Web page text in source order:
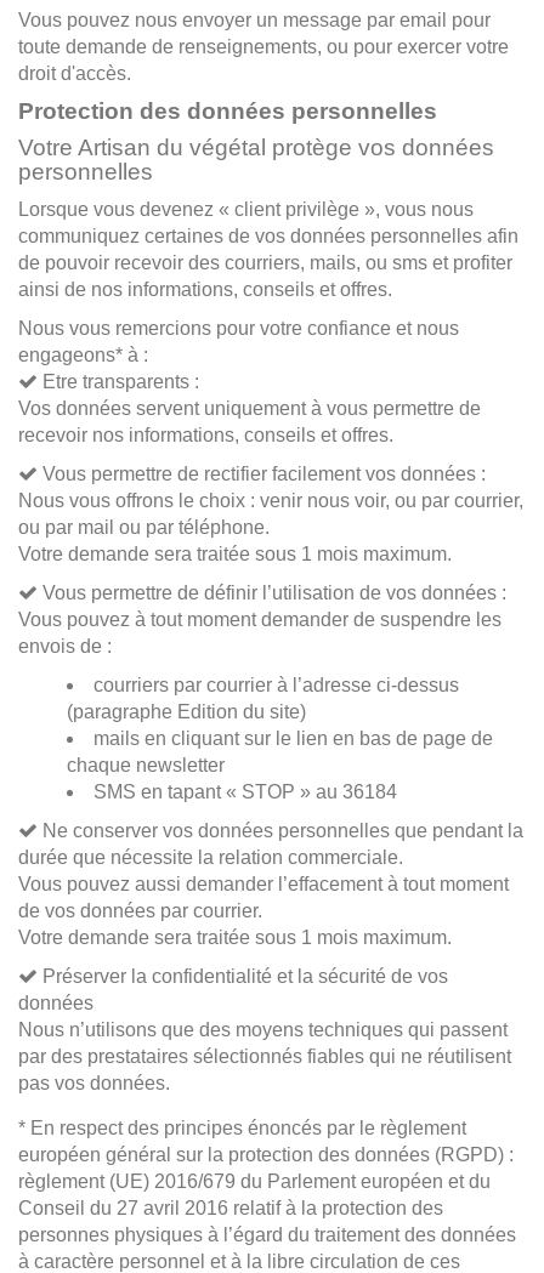
Vous pouvez nous envoyer un message par email pour
toute demande de renseignements, ou pour exercer votre
droit d'accès.
Protection des données personnelles
Votre Artisan du végétal protège vos données
personnelles
Lorsque vous devenez « client privilège », vous nous
communiquez certaines de vos données personnelles afin
de pouvoir recevoir des courriers, mails, ou sms et profiter
ainsi de nos informations, conseils et offres.
Nous vous remercions pour votre confiance et nous
engageons* à :
Etre transparents :
Vos données servent uniquement à vous permettre de
recevoir nos informations, conseils et offres.
Vous permettre de rectifier facilement vos données :
Nous vous offrons le choix : venir nous voir, ou par courrier,
ou par mail ou par téléphone.
Votre demande sera traitée sous 1 mois maximum.
Vous permettre de définir l’utilisation de vos données :
Vous pouvez à tout moment demander de suspendre les
envois de :
courriers par courrier à l’adresse ci-dessus
(paragraphe Edition du site)
mails en cliquant sur le lien en bas de page de
chaque newsletter
SMS en tapant « STOP » au 36184
Ne conserver vos données personnelles que pendant la
durée que nécessite la relation commerciale.
Vous pouvez aussi demander l’effacement à tout moment
de vos données par courrier.
Votre demande sera traitée sous 1 mois maximum.
Préserver la confidentialité et la sécurité de vos
données
Nous n’utilisons que des moyens techniques qui passent
par des prestataires sélectionnés fiables qui ne réutilisent
pas vos données.
* En respect des principes énoncés par le règlement
européen général sur la protection des données (RGPD) :
règlement (UE) 2016/679 du Parlement européen et du
Conseil du 27 avril 2016 relatif à la protection des
personnes physiques à l’égard du traitement des données
à caractère personnel et à la libre circulation de ces